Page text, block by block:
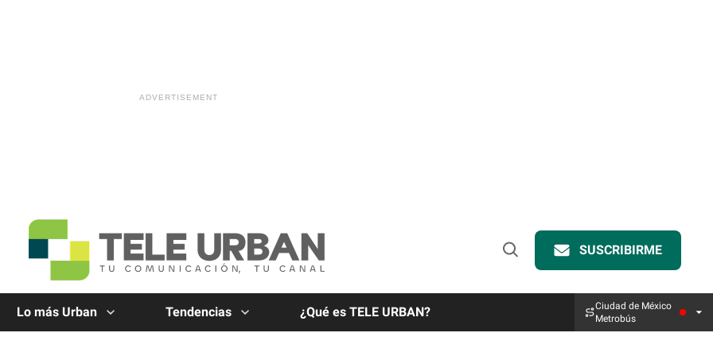
Open
SUSCRIBIRME
Lo más Urban Tendencias ¿Qué es TELE URBAN?
Ciudad de México
Metrobús